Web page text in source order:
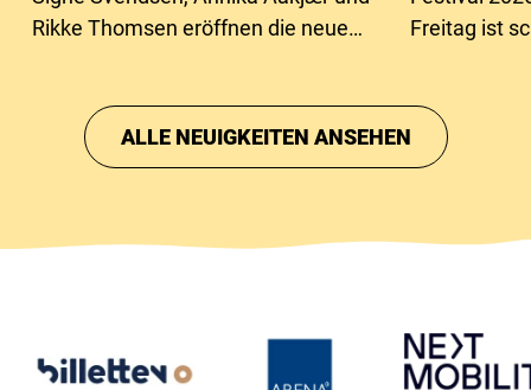
Rikke Thomsen eröffnen die neue
Freitag ist
ALLE NEUIGKEITEN ANSEHEN